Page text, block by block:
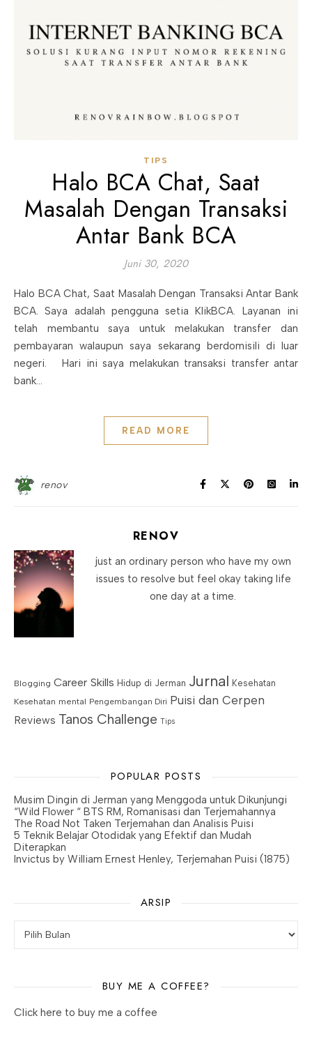
TIPS
Halo BCA Chat, Saat
Masalah Dengan Transaksi
Antar Bank BCA
Juni 30, 2020
Halo BCA Chat, Saat Masalah Dengan Transaksi Antar Bank
BCA. Saya adalah pengguna setia KlikBCA. Layanan ini
telah membantu saya untuk melakukan transfer dan
pembayaran walaupun saya sekarang berdomisili di luar
negeri. Hari ini saya melakukan transaksi transfer antar
bank…
READ MORE
renov
RENOV
just an ordinary person who have my own
issues to resolve but feel okay taking life
one day at a time.
Blogging Career Skills Hidup di Jerman Jurnal Kesehatan
Kesehatan mental Pengembangan Diri Puisi dan Cerpen
Reviews Tanos Challenge Tips
POPULAR POSTS
Musim Dingin di Jerman yang Menggoda untuk Dikunjungi
“Wild Flower “ BTS RM, Romanisasi dan Terjemahannya
The Road Not Taken Terjemahan dan Analisis Puisi
5 Teknik Belajar Otodidak yang Efektif dan Mudah
Diterapkan
Invictus by William Ernest Henley, Terjemahan Puisi (1875)
ARSIP
BUY ME A COFFEE?
Click here to buy me a coffee